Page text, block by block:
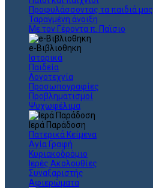
Προφυλάσσοντας τα παιδιά μας
Ταραγμένη άνοιξη
Με τον Γέροντα π. Παϊσιο
e-Βιβλιοθηκη
Ιστορικά
Παιδεία
Λογοτεχνία
Προσωπογραφίες
Προβληματισμοί
Ψυχωφέλιμα
Ιερά Παράδοση
Πατερικά Κείμενα
Αγία Γραφή
Κυριακοδρόμιο
Ιερές Ακολουθίες
Συναξαριστής
Αφιερώματα